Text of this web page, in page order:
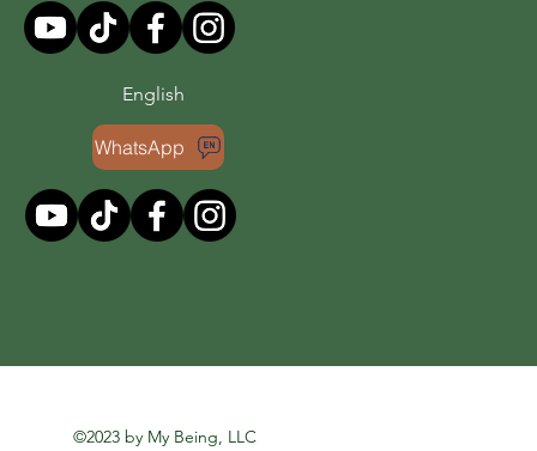
English
WhatsApp
©2023 by My Being, LLC